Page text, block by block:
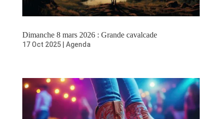
Dimanche 8 mars 2026 : Grande cavalcade
17 Oct 2025| Agenda